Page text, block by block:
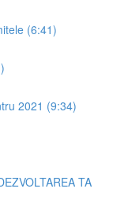
(6:41)
2021 (9:34)
TA